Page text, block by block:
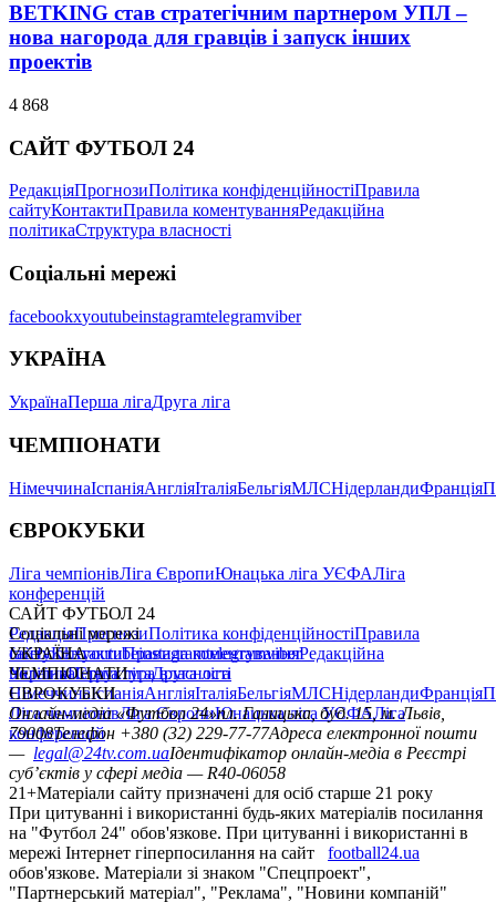
BETKING став стратегічним партнером УПЛ –
нова нагорода для гравців і запуск інших
проектів
4 868
САЙТ ФУТБОЛ 24
РедакціяПрогнозиПолітика конфіденційностіПравила
сайтуКонтактиПравила коментуванняРедакційна
політикаСтруктура власності
Соціальні мережі
facebookxyoutubeinstagramtelegramviber
УКРАЇНА
УкраїнаПерша лігаДруга ліга
ЧЕМПІОНАТИ
НімеччинаІспаніяАнгліяІталіяБельгіяМЛСНідерландиФранція
ЄВРОКУБКИ
Ліга чемпіонівЛіга ЄвропиЮнацька ліга УЄФАЛіга
конференцій
САЙТ ФУТБОЛ 24
РедакціяПрогнозиПолітика конфіденційностіПравила
сайтуКонтактиПравила коментуванняРедакційна
політикаСтруктура власності
Соціальні мережі
facebookxyoutubeinstagramtelegramviber
УКРАЇНА
УкраїнаПерша лігаДруга ліга
ЧЕМПІОНАТИ
НімеччинаІспаніяАнгліяІталіяБельгіяМЛСНідерландиФранція
ЄВРОКУБКИ
Ліга чемпіонівЛіга ЄвропиЮнацька ліга УЄФАЛіга
конференцій
Онлайн-медіа «Футбол 24»пл. Галицька, буд. 15, м. Львів,
79008Телефон +380 (32) 229-77-77Адреса електронної пошти
— legal@24tv.com.uaІдентифікатор онлайн-медіа в Реєстрі
суб’єктів у сфері медіа — R40-06058
21+Матеріали сайту призначені для осіб старше 21 року
При цитуванні і використанні будь-яких матеріалів посилання
на "Футбол 24" обов'язкове. При цитуванні і використанні в
мережі Інтернет гіперпосилання на сайт
football24.ua
обов'язкове. Матеріали зі знаком "Спецпроект",
"Партнерський матеріал", "Реклама", "Новини компаній"